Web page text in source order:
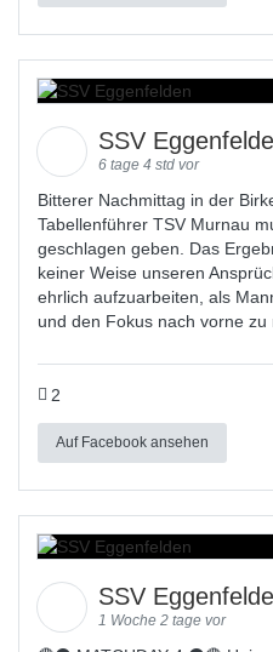
SSV
6 tage 4 std vor
Bitterer Nachmittag in der
Tabellenführer TSV Murnau
geschlagen geben. Das
keiner Weise unseren
ehrlich aufzuarbeiten, als
und den Fokus nach vorne
2
Auf Facebook ansehen
SSV
1 Woche 2 tage vor